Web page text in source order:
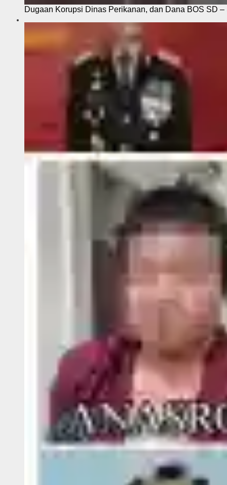
Dugaan Korupsi Dinas Perikanan, dan Dana BOS SD